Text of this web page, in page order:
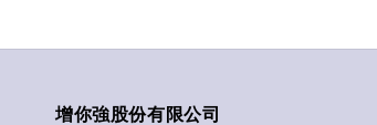
增你強股份有限公司